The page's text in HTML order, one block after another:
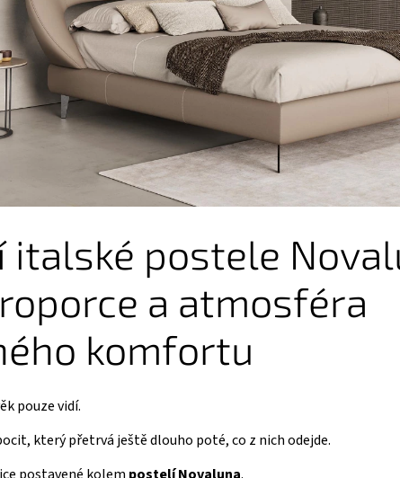
italské postele
a atmosféra
komfortu
pouze vidí.
který přetrvá ještě dlouho poté, co z nich odejde.